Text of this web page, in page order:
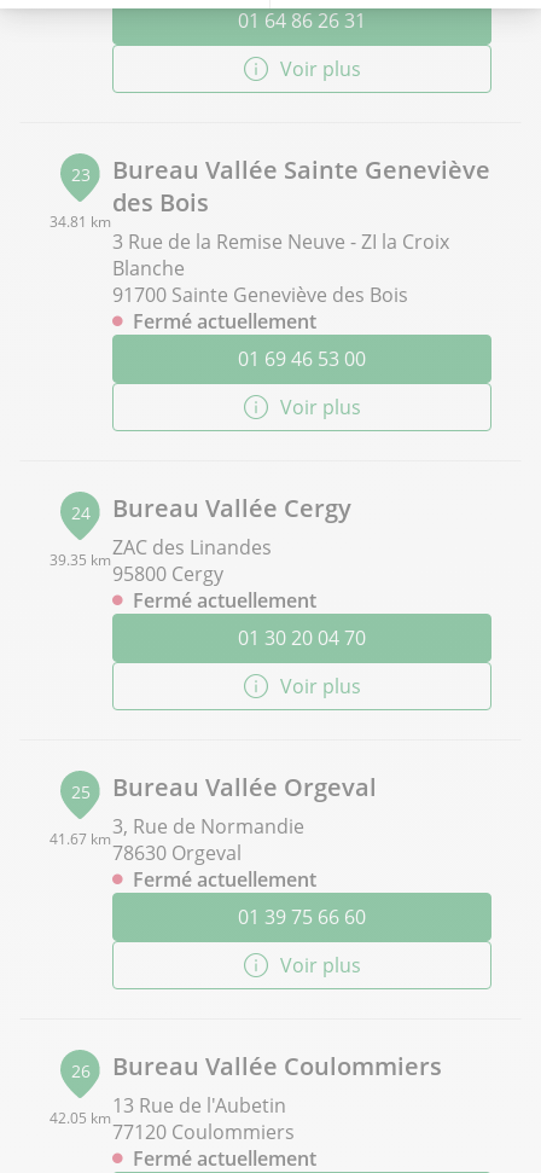
01 64 86 26 31
Voir plus
23
34.81 km
Bureau Vallée Sainte Geneviève
des Bois
3 Rue de la Remise Neuve - ZI la Croix
Blanche
91700 Sainte Geneviève des Bois
Fermé actuellement
01 69 46 53 00
Voir plus
24
39.35 km
Bureau Vallée Cergy
ZAC des Linandes
95800 Cergy
Fermé actuellement
01 30 20 04 70
Voir plus
25
41.67 km
Bureau Vallée Orgeval
3, Rue de Normandie
78630 Orgeval
Fermé actuellement
01 39 75 66 60
Voir plus
26
42.05 km
Bureau Vallée Coulommiers
13 Rue de l'Aubetin
77120 Coulommiers
Fermé actuellement